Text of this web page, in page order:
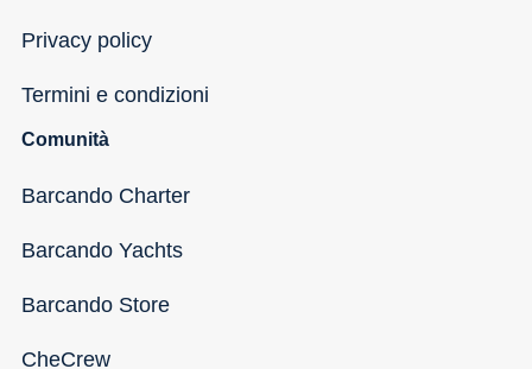
Privacy policy
Termini e condizioni
Comunità
Barcando Charter
Barcando Yachts
Barcando Store
CheCrew